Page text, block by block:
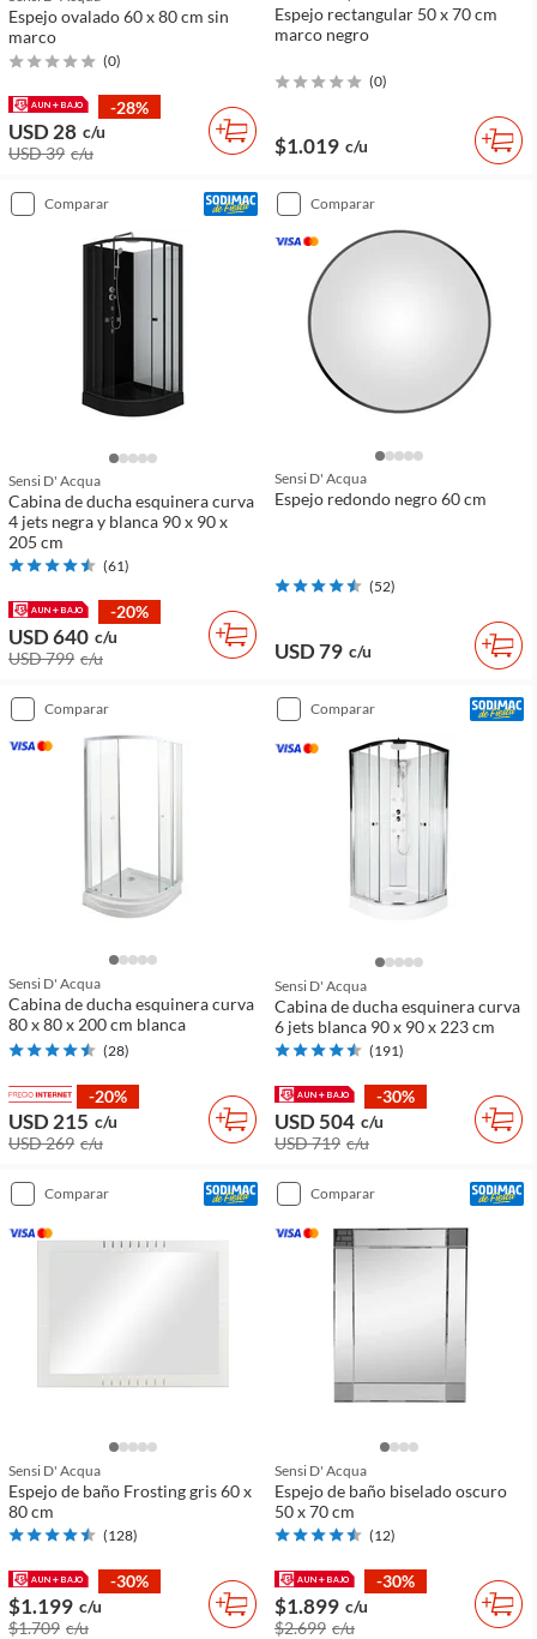
Espejo ovalado 60 x 80 cm sin
marco
(0)
-28%
USD 28 c/u
USD 39 c/u
Espejo rectangular 50 x 70 cm
marco negro
(0)
$1.019 c/u
comparar
Sensi D' Acqua
Cabina de ducha esquinera curva
4 jets negra y blanca 90 x 90 x
205 cm
(61)
-20%
USD 640 c/u
USD 799 c/u
comparar
Sensi D' Acqua
Espejo redondo negro 60 cm
(52)
USD 79 c/u
comparar
Sensi D' Acqua
Cabina de ducha esquinera curva
80 x 80 x 200 cm blanca
(28)
-20%
USD 215 c/u
USD 269 c/u
comparar
Sensi D' Acqua
Cabina de ducha esquinera curva
6 jets blanca 90 x 90 x 223 cm
(191)
-30%
USD 504 c/u
USD 719 c/u
comparar
Sensi D' Acqua
Espejo de baño Frosting gris 60 x
80 cm
(128)
-30%
$1.199 c/u
$1.709 c/u
comparar
Sensi D' Acqua
Espejo de baño biselado oscuro
50 x 70 cm
(12)
-30%
$1.899 c/u
$2.699 c/u